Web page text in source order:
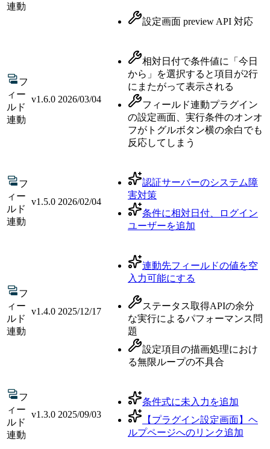
連動
設定画面 preview API 対応
フ
ィー
ルド
連動
v1.6.0 2026/03/04
相対日付で条件値に「今日
から」を選択すると項目が2行
にまたがって表示される
フィールド連動プラグイン
の設定画面、実行条件のオンオ
フがトグルボタン横の余白でも
反応してしまう
フ
ィー
ルド
連動
v1.5.0 2026/02/04
認証サーバーのシステム障
害対策
条件に相対日付、ログイン
ユーザーを追加
フ
ィー
ルド
連動
v1.4.0 2025/12/17
連動先フィールドの値を空
入力可能にする
ステータス取得APIの余分
な実行によるパフォーマンス問
題
設定項目の描画処理におけ
る無限ループの不具合
フ
ィー
ルド
連動
v1.3.0 2025/09/03
条件式に未入力を追加
【プラグイン設定画面】ヘ
ルプページへのリンク追加